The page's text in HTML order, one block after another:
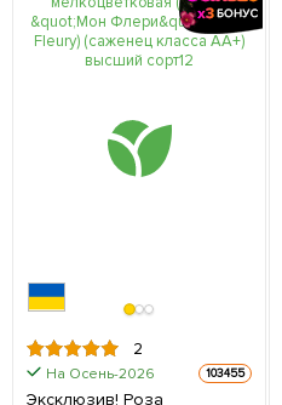
2
На Осень-2026 103455
Эксклюзив! Роза